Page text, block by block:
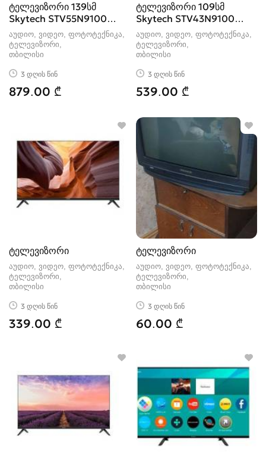
ტელევიზორი 139სმ
Skytech STV55N9100
Smart Android
აუდიო, ვიდეო, ფოტოტექნიკა,
ტელევიზორი
თბილისი
3 დღის წინ
879.00 ₾
ტელევიზორი 109სმ
Skytech STV43N9100
Smart Android
აუდიო, ვიდეო, ფოტოტექნიკა,
ტელევიზორი
თბილისი
3 დღის წინ
539.00 ₾
ტელევიზორი
აუდიო, ვიდეო, ფოტოტექნიკა,
ტელევიზორი
თბილისი
3 დღის წინ
339.00 ₾
ტელევიზორი
აუდიო, ვიდეო, ფოტოტექნიკა,
ტელევიზორი
თბილისი
3 დღის წინ
60.00 ₾